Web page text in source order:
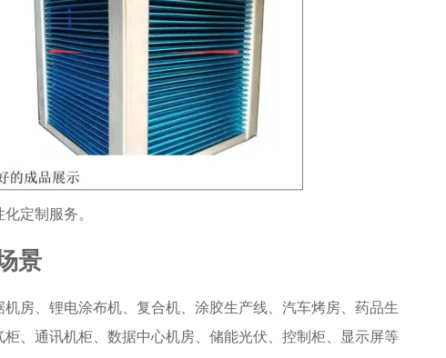
定制服务。
景
房、锂电涂布机、复合机、涂胶生产线、汽车烤房、药品生
、通讯机柜、数据中心机房、储能光伏、控制柜、显示屏等